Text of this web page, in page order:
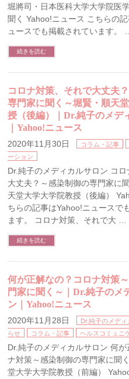
堀將司・日本医科大学大学院医
聞く Yahoo!ニュース こちらの
ュースでも掲載されています。 …
続きを読む
コロナ対策、それで大丈夫
専門家に聞く～堀賢・順天
授（後編）｜Dr.純子のメデ
｜Yahoo!ニュース
2020年11月30日 コラム・記事
ーション
Dr.純子のメディカルサロン コ
大丈夫？～感染制御の専門家に
天堂大学大学院教授（後編）
ちらの記事はYahoo!ニュースで
ます。 コロナ対策、それで大 …
続きを読む
何が正解なの？コロナ対策
門家に聞く～｜Dr.純子のメ
ン｜Yahoo!ニュース
2020年11月28日 Dr.純子のメディ
らせ
コラム・記事 ヘルスコミュニ
Dr.純子のメディカルサロン 何が
ナ対策～感染制御の専門家に聞
堂大学大学院教授（前編）